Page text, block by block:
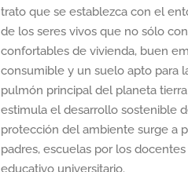
trato que se establezca con el
de los seres vivos que no sólo
confortables de vivienda, buen
consumible y un suelo apto para
pulmón principal del planeta
estimula el desarrollo sostenible
protección del ambiente surge a
padres, escuelas por los
educativo universitario.